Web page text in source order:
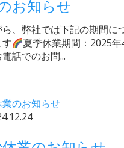
お知らせ
、弊社では下記の期間に
夏季休業期間：2025
話でのお問...